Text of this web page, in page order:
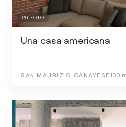
26 FOTO
Una casa americana
SAN MAURIZIO CANAVESE 100